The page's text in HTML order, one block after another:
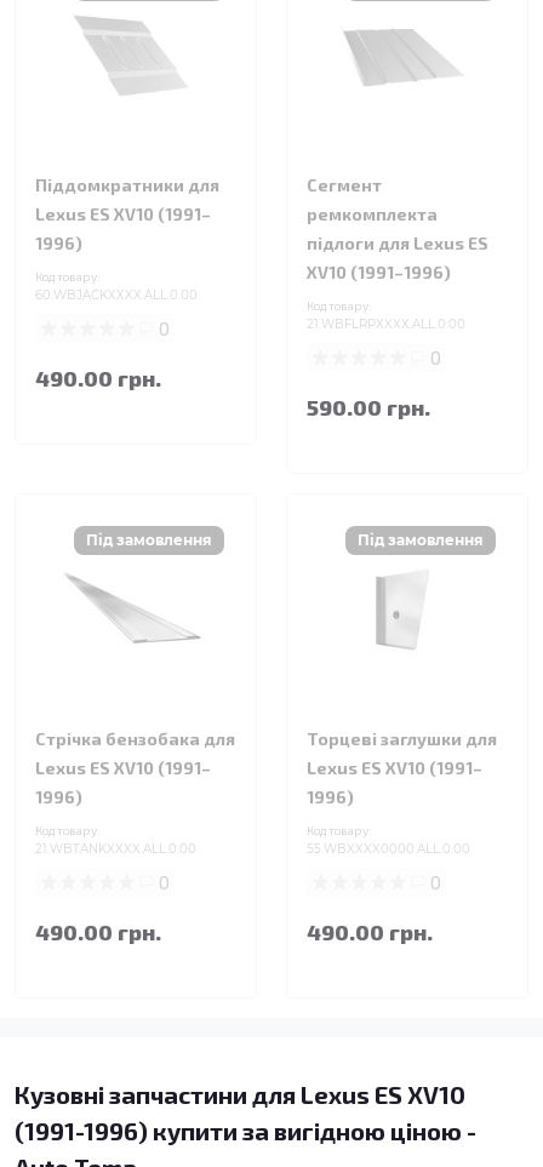
Піддомкратники для
Lexus ES XV10 (1991–
1996)
Код товару:
60.WBJACKXXXX.ALL.0.00
0
490.00 грн.
Сегмент
ремкомплекта
підлоги для Lexus ES
XV10 (1991–1996)
Код товару:
21.WBFLRPXXXX.ALL.0.00
0
590.00 грн.
Стрічка бензобака для
Lexus ES XV10 (1991–
1996)
Код товару:
21.WBTANKXXXX.ALL.0.00
0
490.00 грн.
Торцеві заглушки для
Lexus ES XV10 (1991–
1996)
Код товару:
55.WBXXXX0000.ALL.0.00
0
490.00 грн.
Кузовні запчастини для Lexus ES XV10
(1991-1996) купити за вигідною ціною -